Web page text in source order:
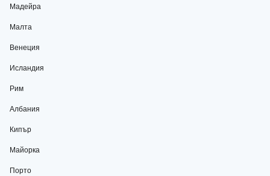
Мадейра
Малта
Венеция
Исландия
Рим
Албания
Кипър
Майорка
Порто